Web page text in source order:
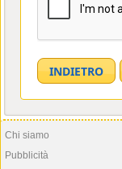
Chi siamo
Pubblicità